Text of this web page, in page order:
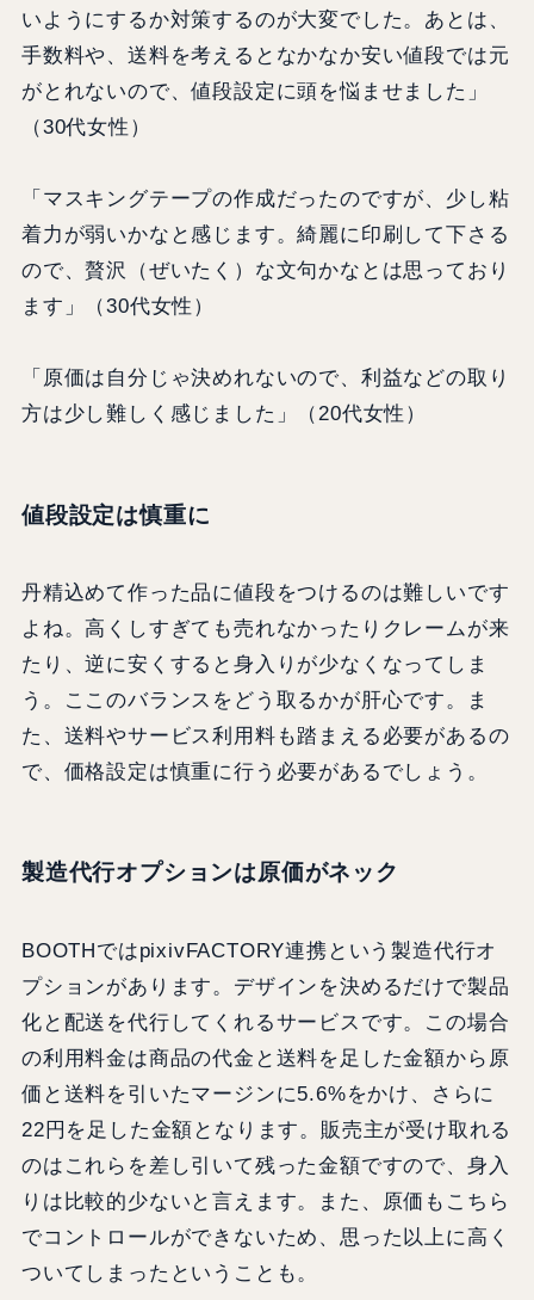
いようにするか対策するのが大変でした。あとは、
手数料や、送料を考えるとなかなか安い値段では元
がとれないので、値段設定に頭を悩ませました」
（30代女性）
「マスキングテープの作成だったのですが、少し粘
着力が弱いかなと感じます。綺麗に印刷して下さる
ので、贅沢（ぜいたく）な文句かなとは思っており
ます」（30代女性）
「原価は自分じゃ決めれないので、利益などの取り
方は少し難しく感じました」（20代女性）
値段設定は慎重に
丹精込めて作った品に値段をつけるのは難しいです
よね。高くしすぎても売れなかったりクレームが来
たり、逆に安くすると身入りが少なくなってしま
う。ここのバランスをどう取るかが肝心です。ま
た、送料やサービス利用料も踏まえる必要があるの
で、価格設定は慎重に行う必要があるでしょう。
製造代行オプションは原価がネック
BOOTHではpixivFACTORY連携という製造代行オ
プションがあります。デザインを決めるだけで製品
化と配送を代行してくれるサービスです。この場合
の利用料金は商品の代金と送料を足した金額から原
価と送料を引いたマージンに5.6%をかけ、さらに
22円を足した金額となります。販売主が受け取れる
のはこれらを差し引いて残った金額ですので、身入
りは比較的少ないと言えます。また、原価もこちら
でコントロールができないため、思った以上に高く
ついてしまったということも。